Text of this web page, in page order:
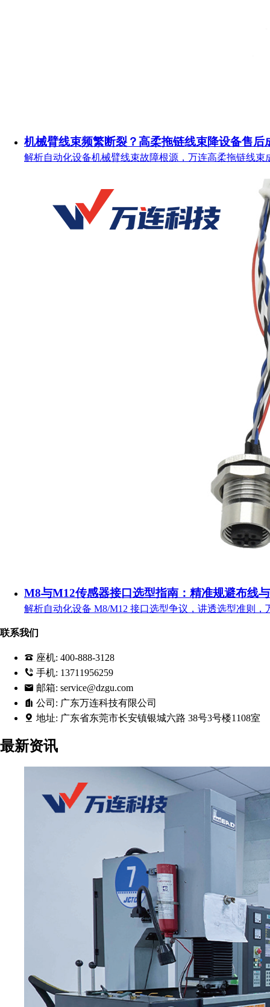
机械臂线束频繁断裂？高柔拖链线束降设备售后
解析自动化设备机械臂线束故障根源，万连高柔拖链线束
M8与M12传感器接口选型指南：精准规避布线
解析自动化设备 M8/M12 接口选型争议，讲透选型准则
联系我们
座机: 400-888-3128
手机: 13711956259
邮箱: service@dzgu.com
公司: 广东万连科技有限公司
地址: 广东省东莞市长安镇银城六路 38号3号楼1108室
最新资讯